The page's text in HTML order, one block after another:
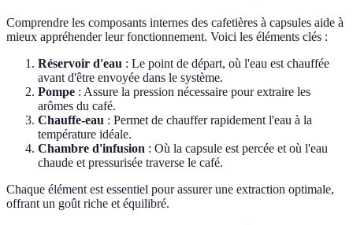
Comprendre les composants internes des cafetières à capsules aide à
mieux appréhender leur fonctionnement. Voici les éléments clés :
Réservoir d'eau : Le point de départ, où l'eau est chauffée
avant d'être envoyée dans le système.
Pompe : Assure la pression nécessaire pour extraire les
arômes du café.
Chauffe-eau : Permet de chauffer rapidement l'eau à la
température idéale.
Chambre d'infusion : Où la capsule est percée et où l'eau
chaude et pressurisée traverse le café.
Chaque élément est essentiel pour assurer une extraction optimale,
offrant un goût riche et équilibré.